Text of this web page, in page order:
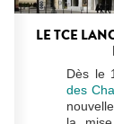
LE TCE
Dès le
des